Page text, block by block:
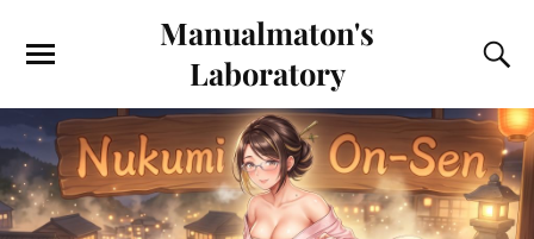
Manualmaton's
Laboratory